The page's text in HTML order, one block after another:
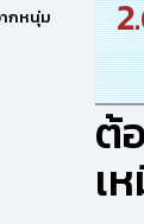
ากหนุ่ม
ต้
เ